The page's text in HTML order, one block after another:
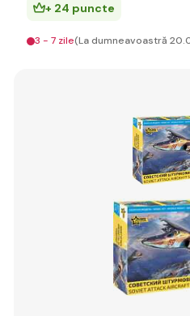
+ 24 puncte
3 - 7 zile(La dumneavoastră